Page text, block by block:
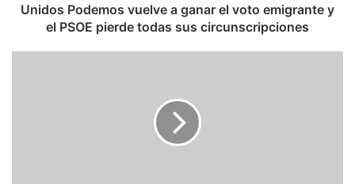
Unidos Podemos vuelve a ganar el voto emigrante y
el PSOE pierde todas sus circunscripciones